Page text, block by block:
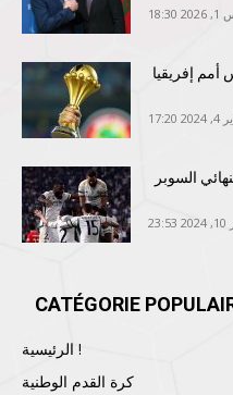
أمم إفريقيا
17:20
السوبر
CATÉGORIE
الرئيسية !
كرة القدم الوطنية